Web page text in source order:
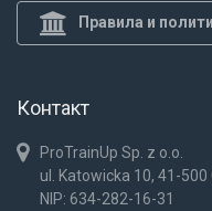
Контакт
ProTrainUp Sp. z o.o.
ul. Katowicka 10, 41-500
NIP: 634-282-16-31